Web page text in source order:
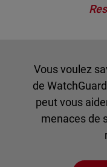
Vous voulez
de
peut vous
menaces de